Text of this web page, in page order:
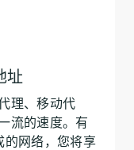
址
理、移动代
流的速度。有
的网络，您将享